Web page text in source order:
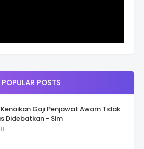
POPULAR POSTS
Gaji Penjawat Awam Tidak
Didebatkan - Sim